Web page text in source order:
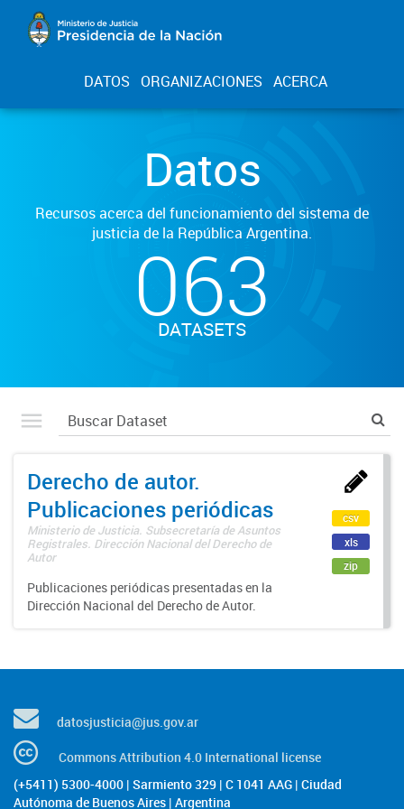
DATOS ORGANIZACIONES ACERCA
Datos
Recursos acerca del funcionamiento del sistema de
justicia de la República Argentina.
063
DATASETS
Derecho de autor.
Publicaciones periódicas
Ministerio de Justicia. Subsecretaría de Asuntos
Registrales. Dirección Nacional del Derecho de
Autor
Publicaciones periódicas presentadas en la
Dirección Nacional del Derecho de Autor.
csv
xls
zip
datosjusticia@jus.gov.ar
Commons Attribution 4.0 International license
(+5411) 5300-4000 | Sarmiento 329 | C 1041 AAG | Ciudad
Autónoma de Buenos Aires | Argentina